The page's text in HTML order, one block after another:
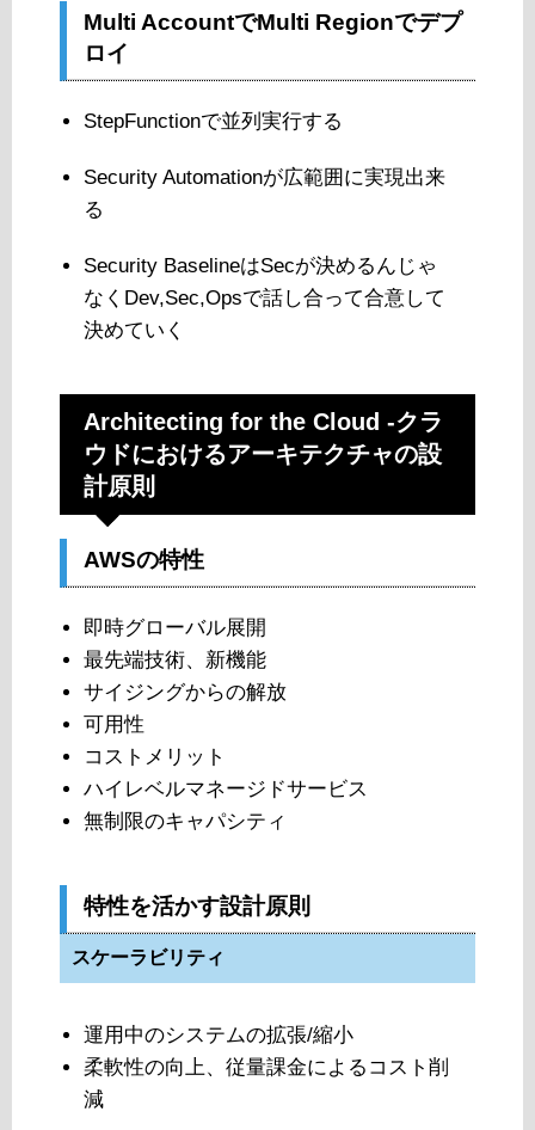
Multi AccountでMulti Regionでデプ
ロイ
StepFunctionで並列実行する
Security Automationが広範囲に実現出来
る
Security BaselineはSecが決めるんじゃ
なくDev,Sec,Opsで話し合って合意して
決めていく
Architecting for the Cloud -クラ
ウドにおけるアーキテクチャの設
計原則
AWSの特性
即時グローバル展開
最先端技術、新機能
サイジングからの解放
可用性
コストメリット
ハイレベルマネージドサービス
無制限のキャパシティ
特性を活かす設計原則
スケーラビリティ
運用中のシステムの拡張/縮小
柔軟性の向上、従量課金によるコスト削
減